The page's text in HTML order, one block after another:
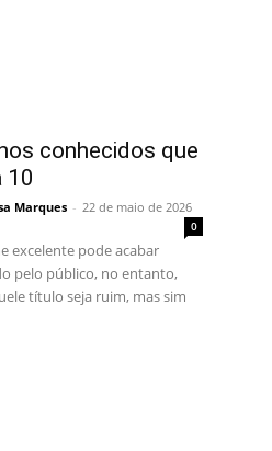
conhecidos que
10
Marques - 22 de maio de 2026
0
excelente pode acabar
pelo público, no entanto,
título seja ruim, mas sim